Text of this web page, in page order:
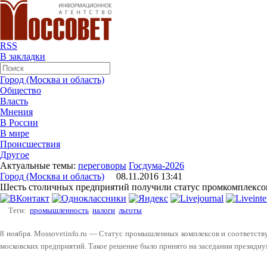
RSS
В закладки
Город (Москва и область)
Общество
Власть
Мнения
В России
В мире
Происшествия
Другое
Актуальные темы: переговоры Госдума-2026
Город (Москва и область) 08.11.2016 13:41
Шесть столичных предприятий получили статус
Теги: промышленность налоги льготы
8 ноября. Mossovetinfo.ru — Статус промышленных комплексов и
московских предприятий. Такое решение было принято на заседании